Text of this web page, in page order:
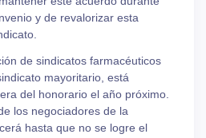
y de revalorizar esta
de sindicatos farmacéuticos
mayoritario, está
del honorario el año próximo.
los negociadores de la
hasta que no se logre el